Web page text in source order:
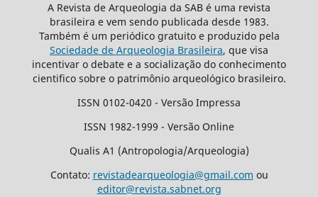
A Revista de Arqueologia da SAB é uma revista
brasileira e vem sendo publicada desde 1983.
Também é um periódico gratuito e produzido pela
Sociedade de Arqueologia Brasileira, que visa
incentivar o debate e a socialização do conhecimento
cientifico sobre o patrimônio arqueológico brasileiro.
ISSN 0102-0420 - Versão Impressa
ISSN 1982-1999 - Versão Online
Qualis A1 (Antropologia/Arqueologia)
Contato: revistadearqueologia@gmail.com ou
editor@revista.sabnet.org